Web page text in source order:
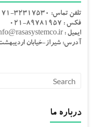
تلفن تماس: 32317530-071
فکس : 89781957-021
ایمیل : info@rasasystemco.ir
آدرس: شیراز-خیابان اردیبهشت
درباره ما